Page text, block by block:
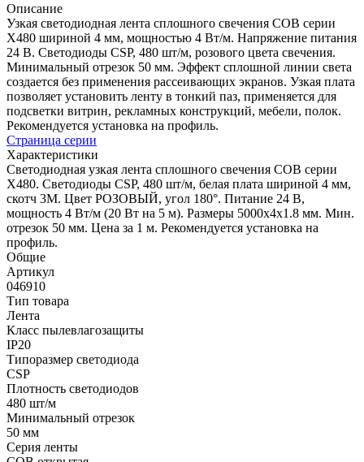
Описание
Узкая светодиодная лента сплошного свечения COB серии
X480 шириной 4 мм, мощностью 4 Вт/м. Напряжение питания
24 В. Светодиоды CSP, 480 шт/м, розового цвета свечения.
Минимальный отрезок 50 мм. Эффект сплошной линии света
создается без применения рассеивающих экранов. Узкая плата
позволяет установить ленту в тонкий паз, применяется для
подсветки витрин, рекламных конструкций, мебели, полок.
Рекомендуется установка на профиль.
Страница серии
Характеристики
Светодиодная узкая лента сплошного свечения COB серии
X480. Светодиоды CSP, 480 шт/м, белая плата шириной 4 мм,
скотч 3M. Цвет РОЗОВЫЙ, угол 180°. Питание 24 В,
мощность 4 Вт/м (20 Вт на 5 м). Размеры 5000х4х1.8 мм. Мин.
отрезок 50 мм. Цена за 1 м. Рекомендуется установка на
профиль.
Общие
Артикул
046910
Тип товара
Лента
Класс пылевлагозащиты
IP20
Типоразмер светодиода
CSP
Плотность светодиодов
480 шт/м
Минимальный отрезок
50 мм
Серия ленты